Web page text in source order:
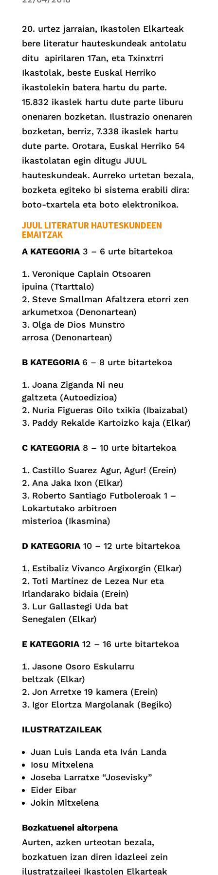
20. urtez jarraian, Ikastolen Elkarteak
bere literatur hauteskundeak antolatu
ditu apirilaren 17an, eta Txinxtrri
Ikastolak, beste Euskal Herriko
ikastolekin batera hartu du parte.
15.832 ikaslek hartu dute parte liburu
onenaren bozketan. Ilustrazio onenaren
bozketan, berriz, 7.338 ikaslek hartu
dute parte. Orotara, Euskal Herriko 54
ikastolatan egin ditugu JUUL
hauteskundeak. Aurreko urtetan bezala,
bozketa egiteko bi sistema erabili dira:
boto-txartela eta boto elektronikoa.
JUUL LITERATUR HAUTESKUNDEEN
EMAITZAK
A KATEGORIA3 – 6 urte bitartekoa
Veronique Caplain Otsoaren
ipuina (Ttarttalo)
Steve Smallman Afaltzera etorri zen
arkumetxoa (Denonartean)
Olga de Dios Munstro
arrosa (Denonartean)
B KATEGORIA 6 – 8 urte bitartekoa
Joana Ziganda Ni neu
galtzeta (Autoedizioa)
Nuria Figueras Oilo txikia (Ibaizabal)
Paddy Rekalde Kartoizko kaja (Elkar)
C KATEGORIA8 – 10 urte bitartekoa
Castillo Suarez Agur, Agur! (Erein)
Ana Jaka Ixon (Elkar)
Roberto Santiago Futboleroak 1 –
Lokartutako arbitroen
misterioa (Ikasmina)
D KATEGORIA10 – 12 urte bitartekoa
Estibaliz Vivanco Argixorgin (Elkar)
Toti Martínez de Lezea Nur eta
Irlandarako bidaia (Erein)
Lur Gallastegi Uda bat
Senegalen (Elkar)
E KATEGORIA12 – 16 urte bitartekoa
Jasone Osoro Eskularru
beltzak (Elkar)
Jon Arretxe 19 kamera (Erein)
Igor Elortza Margolanak (Begiko)
ILUSTRATZAILEAK
Juan Luis Landa eta Iván Landa
Iosu Mitxelena
Joseba Larratxe “Josevisky”
Eider Eibar
Jokin Mitxelena
Bozkatuenei aitorpena
Aurten, azken urteotan bezala,
bozkatuen izan diren idazleei zein
ilustratzaileei Ikastolen Elkarteak